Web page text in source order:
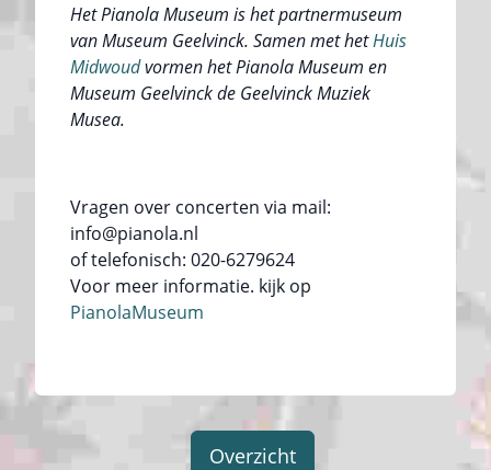
Het Pianola Museum is het partnermuseum
van Museum Geelvinck. Samen met hetHuis
Midwoudvormen het Pianola Museum en
Museum Geelvinck de Geelvinck Muziek
Musea.
Vragen over concerten via mail:
info@pianola.nl
of telefonisch: 020-6279624
Voor meer informatie. kijk op
PianolaMuseum
Overzicht